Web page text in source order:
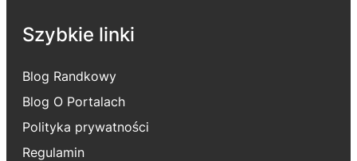
Szybkie linki
Blog Randkowy
Blog O Portalach
Polityka prywatności
Regulamin